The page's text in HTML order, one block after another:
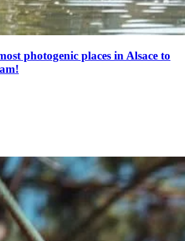
photogenic places in Alsace to